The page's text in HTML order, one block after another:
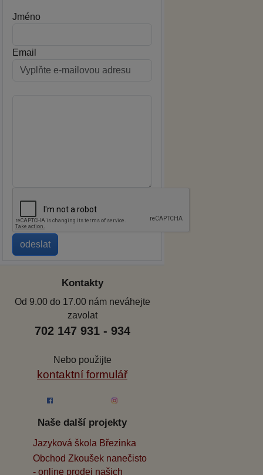
Jméno
Email
Kontakty
Od 9.00 do 17.00 nám neváhejte
zavolat
702 147 931 - 934
Nebo použijte
kontaktní formulář
Naše další projekty
Jazyková škola Březinka
Obchod Zkoušek nanečisto
- online prodej našich